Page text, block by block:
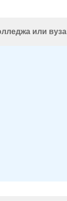
или вуза